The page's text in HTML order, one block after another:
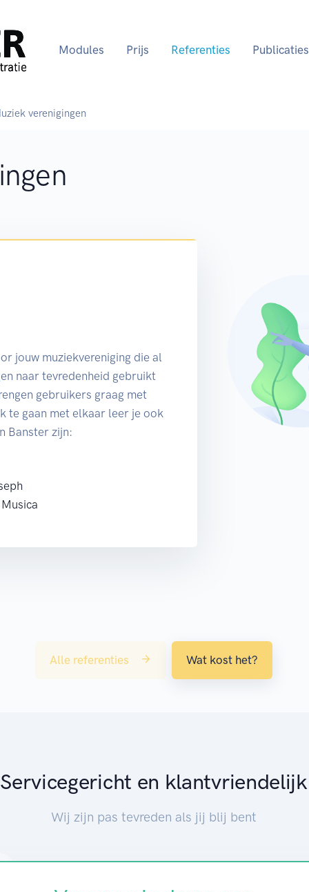
Modules Prijs Referenties Publicaties
verenigingen
jouw muziekvereniging die al
naar tevredenheid gebruikt
gebruikers graag met
te gaan met elkaar leer je ook
Banster zijn:
Alle referenties Wat kost het?
Servicegericht en klantvriendelijk
Wij zijn pas tevreden als jij blij bent